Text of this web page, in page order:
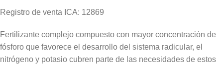
Registro de venta ICA: 12869
Fertilizante complejo compuesto con mayor concentración de
fósforo que favorece el desarrollo del sistema radicular, el
nitrógeno y potasio cubren parte de las necesidades de estos